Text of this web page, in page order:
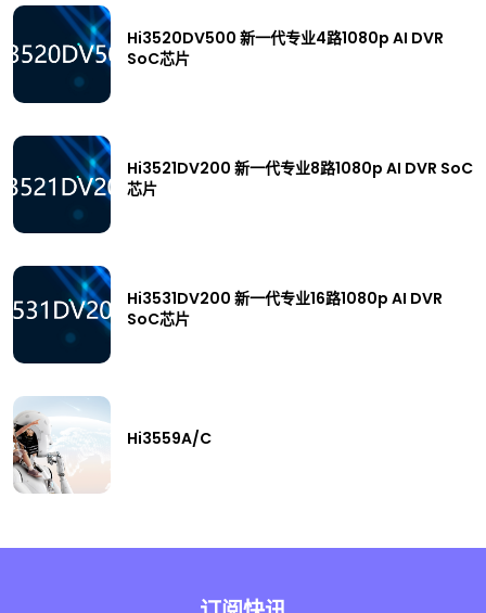
Hi3520DV500 新一代专业4路1080p AI DVR
SoC芯片
Hi3521DV200 新一代专业8路1080p AI DVR SoC
芯片
Hi3531DV200 新一代专业16路1080p AI DVR
SoC芯片
Hi3559A/C